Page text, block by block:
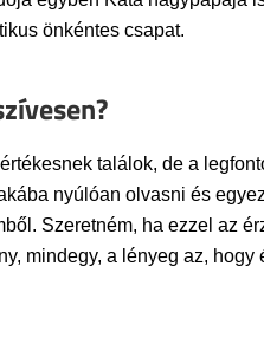
önkéntes csapat.
találok, de a
nyúlóan olvasni és
Szeretném, ha ezzel az
mindegy, a lényeg az,